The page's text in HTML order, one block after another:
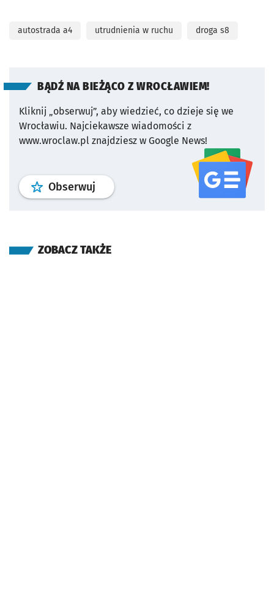
autostrada a4 utrudnienia w ruchu droga s8
BĄDŹ NA BIEŻĄCO Z WROCŁAWIEM!
Kliknij „obserwuj”, aby wiedzieć, co dzieje się we
Wrocławiu. Najciekawsze wiadomości z
www.wroclaw.pl znajdziesz w Google News!
Obserwuj profil serwisu
ZOBACZ TAKŻE